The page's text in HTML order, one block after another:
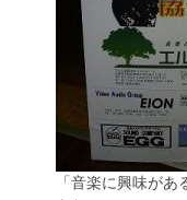
「音楽に興味が